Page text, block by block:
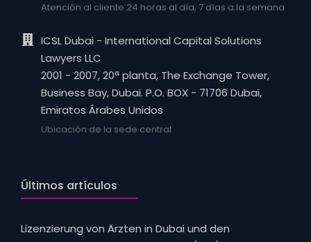
Atención al cliente 24 horas al día, 7 días a la semana
ICSL Dubai - International Capital Solutions
Lawyers LLC
2001 - 2007, 20ª planta, The Exchange Tower,
Business Bay, Dubai. P.O. BOX - 71706 Dubai,
Emiratos Árabes Unidos
Ubicación de la sede central
Últimos artículos
Lizenzierung von Ärzten in Dubai und den